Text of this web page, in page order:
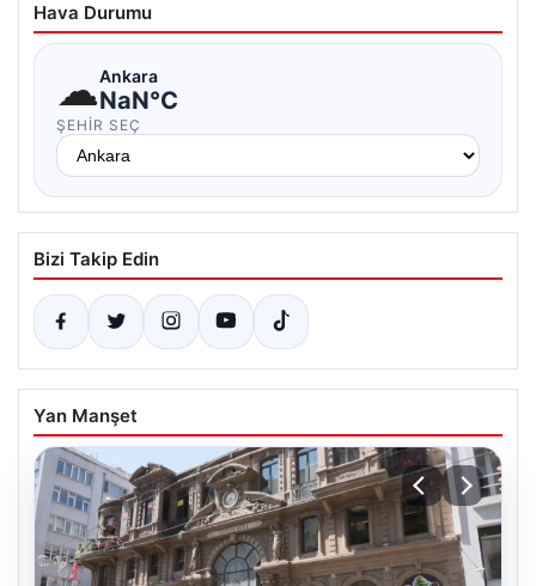
Hava Durumu
☁Ankara
NaN°C
ŞEHIR SEÇ
Bizi Takip Edin
Yan Manşet